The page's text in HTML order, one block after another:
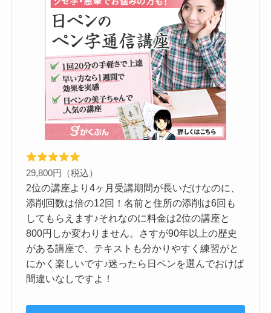
29,800円（税込）
2位の講座より4ヶ月受講期間が長いだけなのに、
添削回数は倍の12回！名前と住所の添削は6回も
してもらえます♪それなのに料金は2位の講座と
800円しか変わりません。さすが90年以上の歴史
がある講座で、テキストも分かりやすく練習がと
にかく楽しいです♪迷ったら日ペンを選んでおけば
間違いなしですよ！